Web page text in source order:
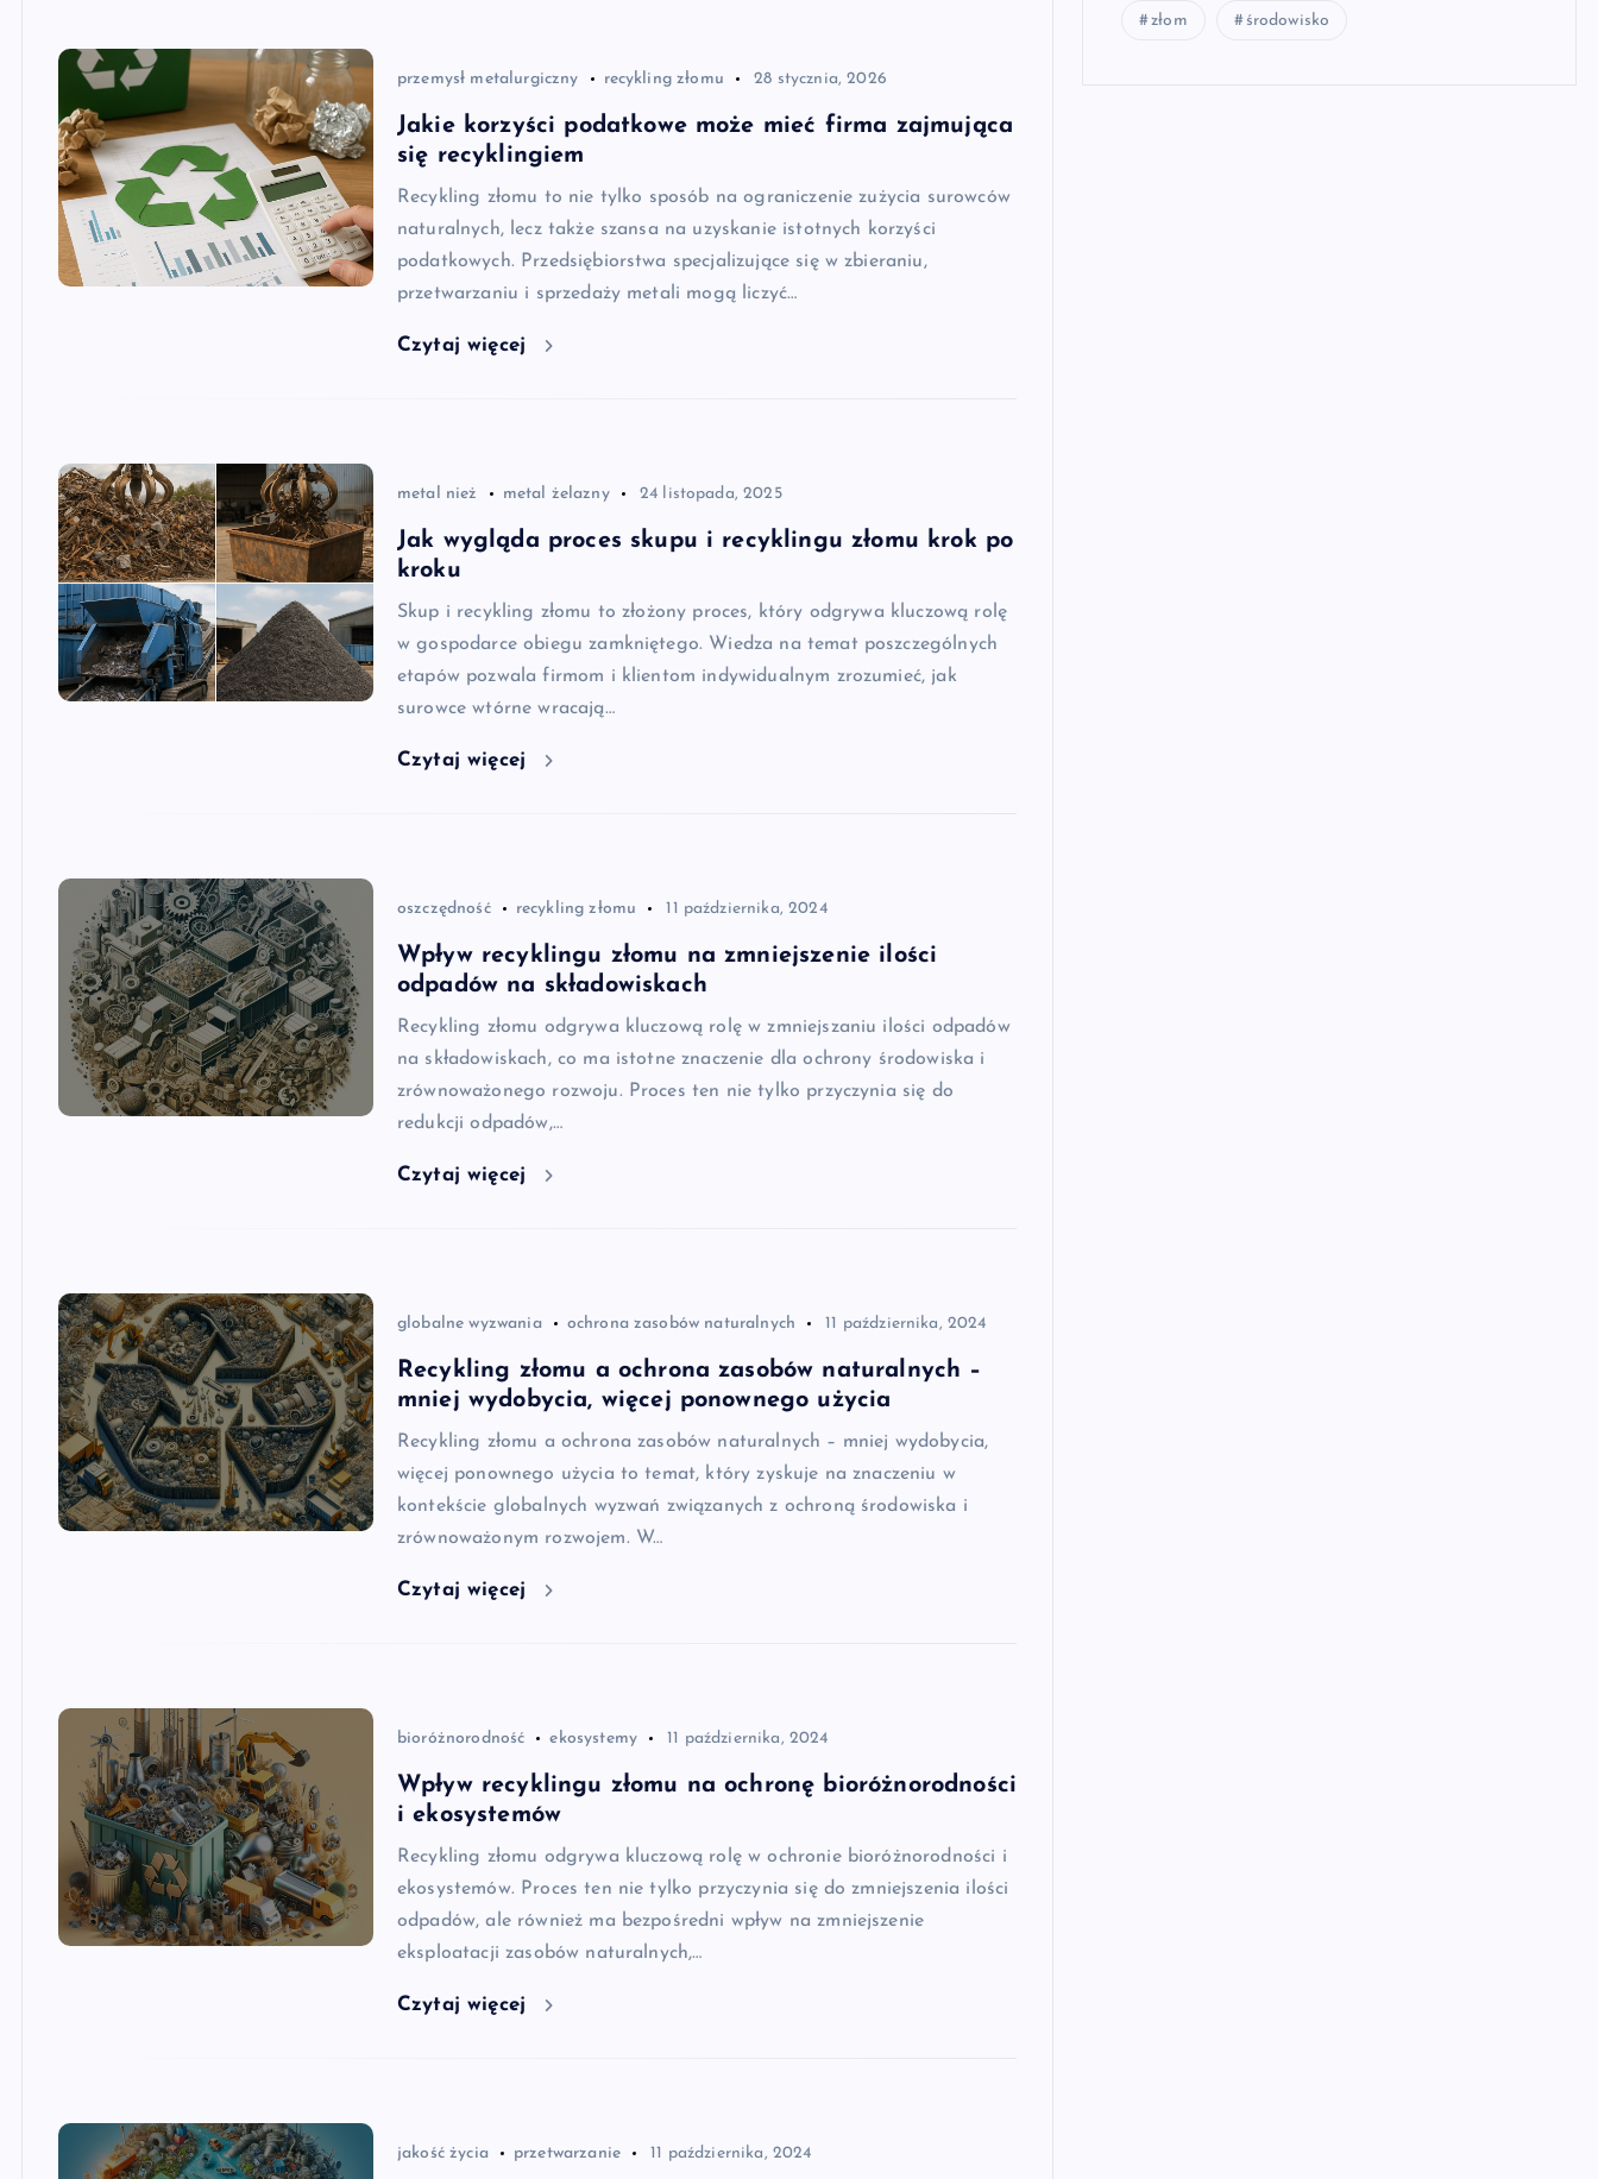
przemysł metalurgiczny recykling złomu 28 stycznia, 2026
Jakie korzyści podatkowe może mieć firma zajmująca
się recyklingiem
Recykling złomu to nie tylko sposób na ograniczenie zużycia surowców
naturalnych, lecz także szansa na uzyskanie istotnych korzyści
podatkowych. Przedsiębiorstwa specjalizujące się w zbieraniu,
przetwarzaniu i sprzedaży metali mogą liczyć…
Czytaj więcej
metal nież metal żelazny 24 listopada, 2025
Jak wygląda proces skupu i recyklingu złomu krok po
kroku
Skup i recykling złomu to złożony proces, który odgrywa kluczową rolę
w gospodarce obiegu zamkniętego. Wiedza na temat poszczególnych
etapów pozwala firmom i klientom indywidualnym zrozumieć, jak
surowce wtórne wracają…
Czytaj więcej
oszczędność recykling złomu 11 października, 2024
Wpływ recyklingu złomu na zmniejszenie ilości
odpadów na składowiskach
Recykling złomu odgrywa kluczową rolę w zmniejszaniu ilości odpadów
na składowiskach, co ma istotne znaczenie dla ochrony środowiska i
zrównoważonego rozwoju. Proces ten nie tylko przyczynia się do
redukcji odpadów,…
Czytaj więcej
globalne wyzwania ochrona zasobów naturalnych 11 października, 2024
Recykling złomu a ochrona zasobów naturalnych –
mniej wydobycia, więcej ponownego użycia
Recykling złomu a ochrona zasobów naturalnych – mniej wydobycia,
więcej ponownego użycia to temat, który zyskuje na znaczeniu w
kontekście globalnych wyzwań związanych z ochroną środowiska i
zrównoważonym rozwojem. W…
Czytaj więcej
bioróżnorodność ekosystemy 11 października, 2024
Wpływ recyklingu złomu na ochronę bioróżnorodności
i ekosystemów
Recykling złomu odgrywa kluczową rolę w ochronie bioróżnorodności i
ekosystemów. Proces ten nie tylko przyczynia się do zmniejszenia ilości
odpadów, ale również ma bezpośredni wpływ na zmniejszenie
eksploatacji zasobów naturalnych,…
Czytaj więcej
jakość życia przetwarzanie 11 października, 2024
złom środowisko